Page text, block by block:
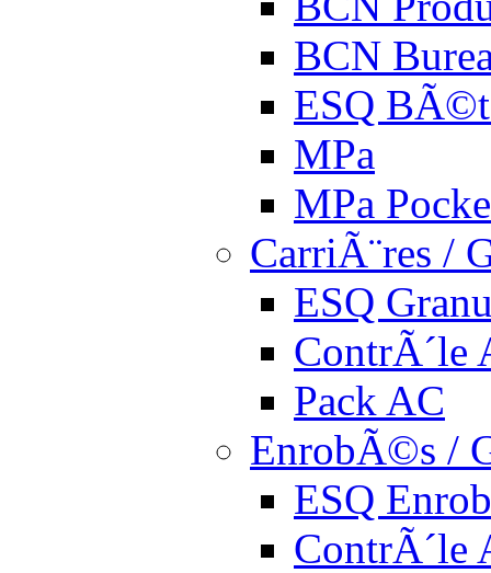
BCN
ESQ
MPa
MPa
CarriÃ¨res /
ESQ
ContrÃ´le
Pack AC
EnrobÃ©s /
ESQ
ContrÃ´le